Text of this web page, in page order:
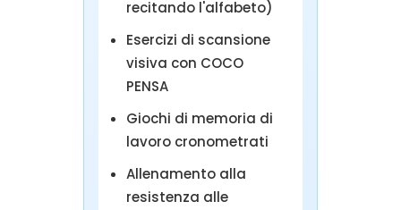
recitando l'alfabeto)
Esercizi di scansione
visiva con COCO
PENSA
Giochi di memoria di
lavoro cronometrati
Allenamento alla
resistenza alle